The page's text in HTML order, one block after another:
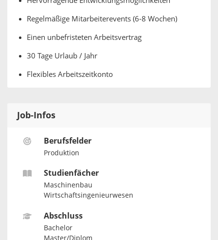
Regelmäßige Mitarbeiterevents (6-8 Wochen)
Einen unbefristeten Arbeitsvertrag
30 Tage Urlaub / Jahr
Flexibles Arbeitszeitkonto
Job-Infos
Berufsfelder
Produktion
Studienfächer
Maschinenbau
Wirtschaftsingenieurwesen
Abschluss
Bachelor
Master/Diplom